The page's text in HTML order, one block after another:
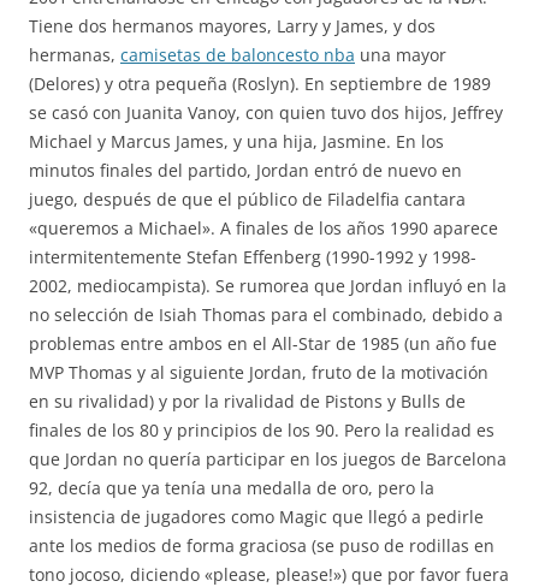
Tiene dos hermanos mayores, Larry y James, y dos
hermanas, camisetas de baloncesto nba una mayor
(Delores) y otra pequeña (Roslyn). En septiembre de 1989
se casó con Juanita Vanoy, con quien tuvo dos hijos, Jeffrey
Michael y Marcus James, y una hija, Jasmine. En los
minutos finales del partido, Jordan entró de nuevo en
juego, después de que el público de Filadelfia cantara
«queremos a Michael». A finales de los años 1990 aparece
intermitentemente Stefan Effenberg (1990-1992 y 1998-
2002, mediocampista). Se rumorea que Jordan influyó en la
no selección de Isiah Thomas para el combinado, debido a
problemas entre ambos en el All-Star de 1985 (un año fue
MVP Thomas y al siguiente Jordan, fruto de la motivación
en su rivalidad) y por la rivalidad de Pistons y Bulls de
finales de los 80 y principios de los 90. Pero la realidad es
que Jordan no quería participar en los juegos de Barcelona
92, decía que ya tenía una medalla de oro, pero la
insistencia de jugadores como Magic que llegó a pedirle
ante los medios de forma graciosa (se puso de rodillas en
tono jocoso, diciendo «please, please!») que por favor fuera